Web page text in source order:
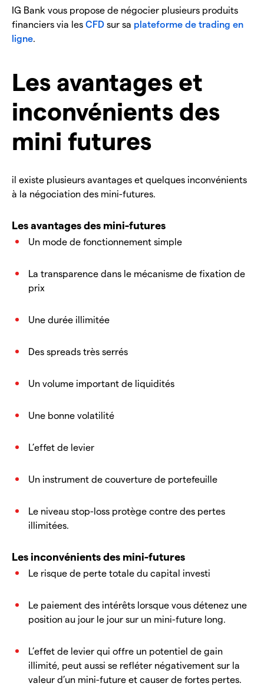
IG Bank vous propose de négocier plusieurs produits
financiers via les CFD sur sa plateforme de trading en
ligne.
Les avantages et
inconvénients des
mini futures
il existe plusieurs avantages et quelques inconvénients
à la négociation des mini-futures.
Les avantages des mini-futures
Un mode de fonctionnement simple
La transparence dans le mécanisme de fixation de
prix
Une durée illimitée
Des spreads très serrés
Un volume important de liquidités
Une bonne volatilité
L’effet de levier
Un instrument de couverture de portefeuille
Le niveau stop-loss protège contre des pertes
illimitées.
Les inconvénients des mini-futures
Le risque de perte totale du capital investi
Le paiement des intérêts lorsque vous détenez une
position au jour le jour sur un mini-future long.
L’effet de levier qui offre un potentiel de gain
illimité, peut aussi se refléter négativement sur la
valeur d’un mini-future et causer de fortes pertes.